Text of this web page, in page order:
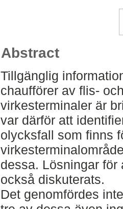
Abstract
Tillgänglig
chaufförer av flis-
virkesterminaler är
var därför att
olycksfall som finns
dessa. Lösningar för
också diskuterats.
Det genomfördes